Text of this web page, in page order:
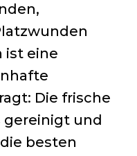
ist eine
Die frische
gereinigt und
besten